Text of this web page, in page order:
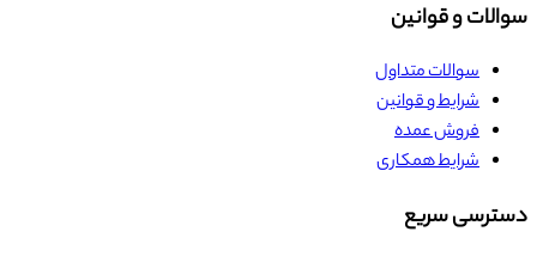
و قوانین
سوالات متداول
شرایط و قوانین
فروش عمده
شرایط همکاری
سریع